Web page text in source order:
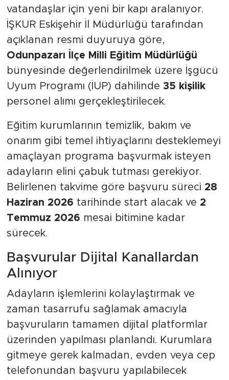
vatandaşlar için yeni bir kapı aralanıyor.
İŞKUR Eskişehir İl Müdürlüğü tarafından
açıklanan resmi duyuruya göre,
Odunpazarı İlçe Milli Eğitim Müdürlüğü
bünyesinde değerlendirilmek üzere İşgücü
Uyum Programı (İUP) dahilinde 35 kişilik
personel alımı gerçekleştirilecek.
Eğitim kurumlarının temizlik, bakım ve
onarım gibi temel ihtiyaçlarını desteklemeyi
amaçlayan programa başvurmak isteyen
adayların elini çabuk tutması gerekiyor.
Belirlenen takvime göre başvuru süreci 28
Haziran 2026 tarihinde start alacak ve 2
Temmuz 2026 mesai bitimine kadar
sürecek.
Başvurular Dijital Kanallardan
Alınıyor
Adayların işlemlerini kolaylaştırmak ve
zaman tasarrufu sağlamak amacıyla
başvuruların tamamen dijital platformlar
üzerinden yapılması planlandı. Kurumlara
gitmeye gerek kalmadan, evden veya cep
telefonundan başvuru yapılabilecek